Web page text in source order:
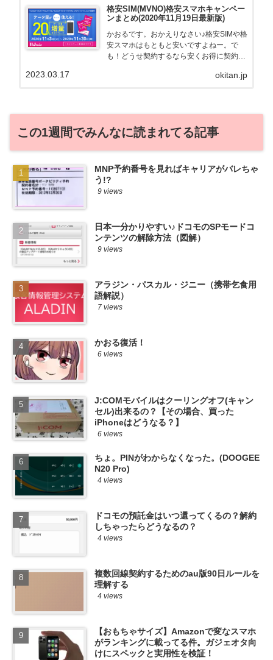
格安SIM(MVNO)格安スマホキャンペー
ンまとめ(2020年11月19日最新版)
かおるです。おかえりなさい♪格安SIMや格
安スマホはもともと安いですよねー。で
も！どうせ契約するなら安くお得に契約し
る自身も、そういう案件を常に狙ってます
okitan.jp
2023.03.17
この1週間でみんなに読まれてる記事
MNP予約番号を見ればキャリアがバレちゃ
う!?
9 views
日本一分かりやすい♪ドコモのSPモードコ
ンテンツの解除方法（図解）
9 views
アラジン・パスカル・ジニー（携帯乞食用
語解説）
7 views
かおる復活！
6 views
J:COMモバイルはクーリングオフ(キャン
セル)出来るの？【その場合、買った
iPhoneはどうなる？】
6 views
ちょ。PINがわからなくなった。(DOOGEE
N20 Pro)
4 views
ドコモの預託金はいつ還ってくるの？解約
しちゃったらどうなるの？
4 views
複数回線契約するためのau版90日ルールを
理解する
4 views
【おもちゃサイズ】Amazonで変なスマホ
がランキングに載ってる件。ガジェオタ向
けにスペックと実用性を検証！